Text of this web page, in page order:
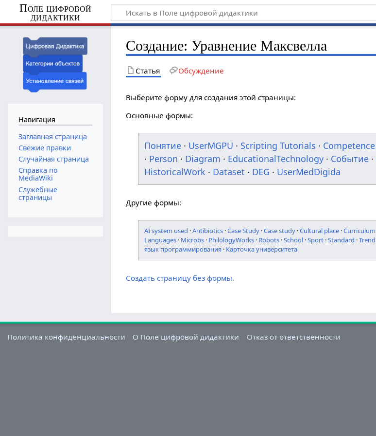
Поле цифровой
дидактики
Создание: Уравнение Максвелла
Статья Обсуждение
Выберите форму для создания этой страницы:
Основные формы:
Понятие · UserMGPU · Scripting Tutorials · Competence
· Person · Diagram · EducationalTechnology · Событие ·
HistoricalWork · Dataset · DEG · UserMedDigida
Другие формы:
AI system used ·Antibiotics ·Case Study ·Case study ·Cultural place ·Curriculum
Languages · Microbs · PhilologyWorks · Robots ·School ·Sport ·Standard ·Trend
язык программирования · Карточка университета
Создать страницу без формы.
Навигация
Заглавная страница
Свежие правки
Случайная страница
Справка по
MediaWiki
Служебные
страницы
Политика конфиденциальности О Поле цифровой дидактики Отказ от ответственности